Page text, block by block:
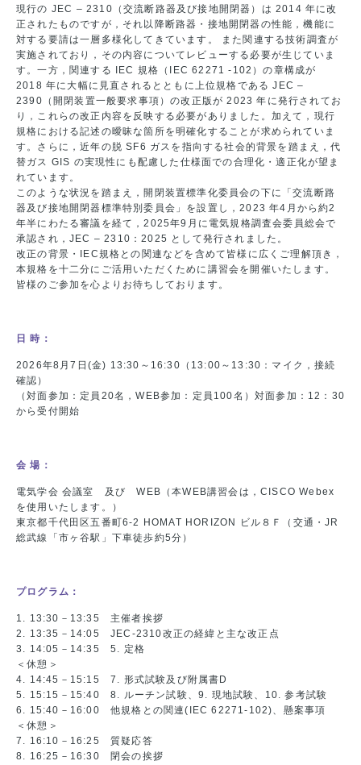
現行の JEC – 2310（交流断路器及び接地開閉器）は 2014 年に改
正されたものですが，それ以降断路器・接地開閉器の性能，機能に
対する要請は一層多様化してきています。 また関連する技術調査が
実施されており，その内容についてレビューする必要が生じていま
す。一方，関連する IEC 規格（IEC 62271 -102）の章構成が
2018 年に大幅に見直されるとともに上位規格である JEC –
2390（開閉装置一般要求事項）の改正版が 2023 年に発行されてお
り，これらの改正内容を反映する必要がありました。加えて，現行
規格における記述の曖昧な箇所を明確化することが求められていま
す。さらに，近年の脱 SF6 ガスを指向する社会的背景を踏まえ，代
替ガス GIS の実現性にも配慮した仕様面での合理化・適正化が望ま
れています。
このような状況を踏まえ，開閉装置標準化委員会の下に「交流断路
器及び接地開閉器標準特別委員会」を設置し，2023 年4月から約2
年半にわたる審議を経て，2025年9月に電気規格調査会委員総会で
承認され，JEC – 2310：2025 として発行されました。
改正の背景・IEC規格との関連などを含めて皆様に広くご理解頂き，
本規格を十二分にご活用いただくために講習会を開催いたします。
皆様のご参加を心よりお待ちしております。
日 時：
2026年8月7日(金) 13:30～16:30（13:00～13:30：マイク，接続
確認）
（対面参加：定員20名，WEB参加：定員100名）対面参加：12：30
から受付開始
会 場：
電気学会 会議室 及び WEB（本WEB講習会は，CISCO Webex
を使用いたします。）
東京都千代田区五番町6-2 HOMAT HORIZON ビル８Ｆ（交通・JR
総武線「市ヶ谷駅」下車徒歩約5分）
プログラム：
1. 13:30－13:35 主催者挨拶
2. 13:35－14:05 JEC-2310改正の経緯と主な改正点
3. 14:05－14:35 5. 定格
＜休憩＞
4. 14:45－15:15 7. 形式試験及び附属書D
5. 15:15－15:40 8. ルーチン試験、9. 現地試験、10. 参考試験
6. 15:40－16:00 他規格との関連(IEC 62271-102)、懸案事項
＜休憩＞
7. 16:10－16:25 質疑応答
8. 16:25－16:30 閉会の挨拶